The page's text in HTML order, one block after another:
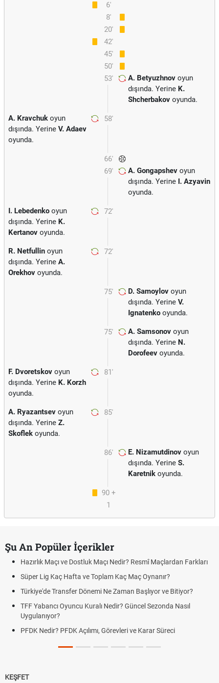
6'
8'
20'
42'
45'
50'
53'
A. Betyuzhnov oyun
dışında. Yerine K.
Shcherbakov oyunda.
58'
A. Kravchuk oyun
dışında. Yerine V. Adaev
oyunda.
66'
69'
A. Gongapshev oyun
dışında. Yerine I. Azyavin
oyunda.
72'
I. Lebedenko oyun
dışında. Yerine K.
Kertanov oyunda.
72'
R. Netfullin oyun
dışında. Yerine A.
Orekhov oyunda.
75' D. Samoylov oyun
dışında. Yerine V.
Ignatenko oyunda.
75' A. Samsonov oyun
dışında. Yerine N.
Dorofeev oyunda.
81'
F. Dvoretskov oyun
dışında. Yerine K. Korzh
oyunda.
85'
A. Ryazantsev oyun
dışında. Yerine Z.
Skoflek oyunda.
86' E. Nizamutdinov oyun
dışında. Yerine S.
Karetnik oyunda.
90 +
1
Şu An Popüler İçerikler
Hazırlık Maçı ve Dostluk Maçı Nedir? Resmî Maçlardan Farkları
Süper Lig Kaç Hafta ve Toplam Kaç Maç Oynanır?
Türkiye'de Transfer Dönemi Ne Zaman Başlıyor ve Bitiyor?
TFF Yabancı Oyuncu Kuralı Nedir? Güncel Sezonda Nasıl
Uygulanıyor?
PFDK Nedir? PFDK Açılımı, Görevleri ve Karar Süreci
KEŞFET